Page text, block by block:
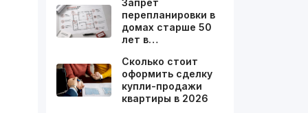
перепланировки в
домах старше 50
лет в…
Сколько стоит
оформить сделку
купли-продажи
квартиры в 2026